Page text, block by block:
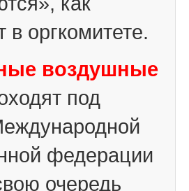
в оргкомитете.
воздушные
под
федерации
очередь